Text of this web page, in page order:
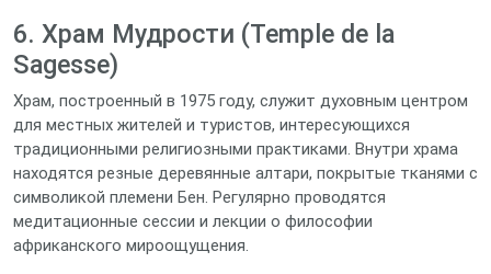
6. Храм Мудрости (Temple de la
Sagesse)
Храм, построенный в 1975 году, служит духовным центром
для местных жителей и туристов, интересующихся
традиционными религиозными практиками. Внутри храма
находятся резные деревянные алтари, покрытые тканями с
символикой племени Бен. Регулярно проводятся
медитационные сессии и лекции о философии
африканского мироощущения.